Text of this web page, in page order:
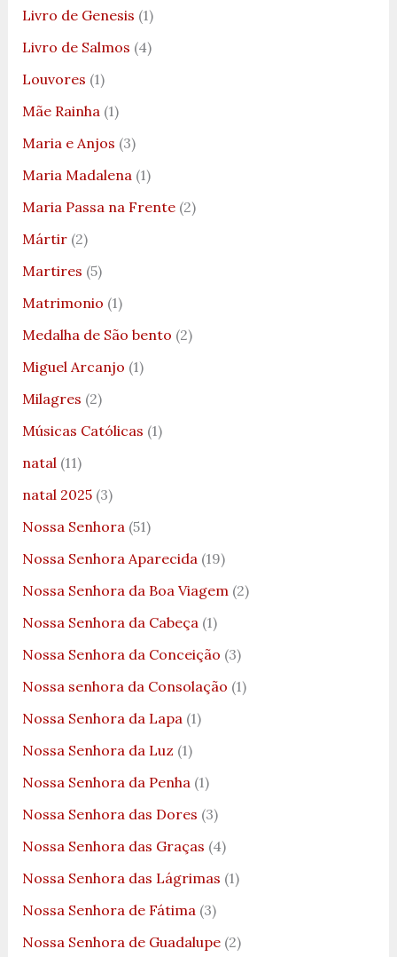
Livro de Genesis (1)
Livro de Salmos (4)
Louvores (1)
Mãe Rainha(1)
Maria e Anjos (3)
Maria Madalena(1)
Maria Passa na Frente(2)
Mártir(2)
Martires (5)
Matrimonio (1)
Medalha de São bento (2)
Miguel Arcanjo (1)
Milagres (2)
Músicas Católicas (1)
natal(11)
natal 2025(3)
Nossa Senhora(51)
Nossa Senhora Aparecida(19)
Nossa Senhora da Boa Viagem(2)
Nossa Senhora da Cabeça(1)
Nossa Senhora da Conceição (3)
Nossa senhora da Consolação (1)
Nossa Senhora da Lapa(1)
Nossa Senhora da Luz (1)
Nossa Senhora da Penha(1)
Nossa Senhora das Dores (3)
Nossa Senhora das Graças (4)
Nossa Senhora das Lágrimas (1)
Nossa Senhora de Fátima(3)
Nossa Senhora de Guadalupe(2)